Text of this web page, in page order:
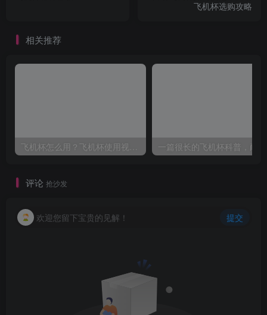
飞机杯选购攻略
相关推荐
评论 抢沙发
欢迎您留下宝贵的见解！ 提交